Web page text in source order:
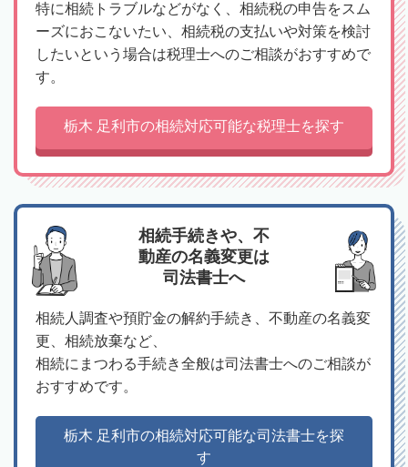
特に相続トラブルなどがなく、相続税の申告をスム
ーズにおこないたい、相続税の支払いや対策を検討
したいという場合は税理士へのご相談がおすすめで
す。
栃木 足利市の相続対応可能な税理士を探す
相続手続きや、不
動産の名義変更は
司法書士へ
相続人調査や預貯金の解約手続き、不動産の名義変
更、相続放棄など、
相続にまつわる手続き全般は司法書士へのご相談が
おすすめです。
栃木 足利市の相続対応可能な司法書士を探
す